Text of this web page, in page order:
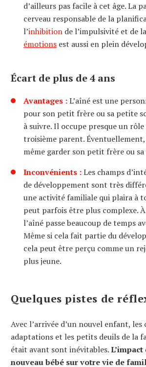
d’ailleurs pas facile à cet âge. La
cerveau responsable de la
l’inhibition de l’impulsivité et de
émotions est aussi en plein
Écart de plus de 4 ans
Avantages :L’aîné est une
pour son petit frère ou sa petite
à suivre. Il occupe presque un rôle
troisième parent.
même garder son petit frère ou
Inconvénients :Les champs
de développement sont très
une activité familiale qui plaira à
peut parfois être plus complexe. À
l’aîné passe beaucoup de temps
Même si cela fait partie du
cela peut être perçu comme un
plus jeune.
Quelques pistes de
Avec l’arrivée d’un nouvel enfant, les
adaptations et les petits deuils de la
était avant sont inévitables.L’impact
nouveau bébé sur votre vie de